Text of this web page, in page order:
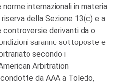
internazionali in materia
della Sezione 13(c) e a
controversie derivanti da o
saranno sottoposte e
secondo i
Arbitration
da AAA a Toledo,